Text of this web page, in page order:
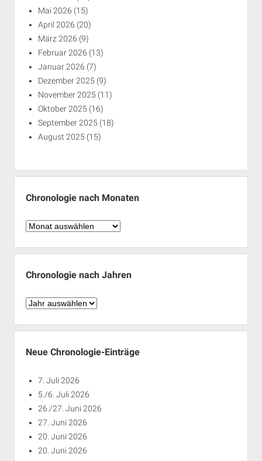
Mai 2026 (15)
April 2026 (20)
März 2026 (9)
Februar 2026 (13)
Januar 2026 (7)
Dezember 2025 (9)
November 2025 (11)
Oktober 2025 (16)
September 2025 (18)
August 2025 (15)
Chronologie nach Monaten
Chronologie
Monaten
Chronologie nach Jahren
Chronologie
Jahren
Neue Chronologie-Einträge
7. Juli 2026
5./6. Juli 2026
26./27. Juni 2026
27. Juni 2026
20. Juni 2026
20. Juni 2026